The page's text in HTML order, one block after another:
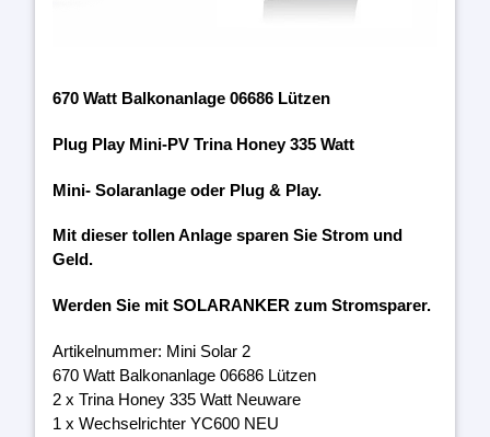
670 Watt Balkonanlage 06686 Lützen
Plug Play Mini-PV Trina Honey 335 Watt
Mini- Solaranlage oder Plug & Play.
Mit dieser tollen Anlage sparen Sie Strom und
Geld.
Werden Sie mit SOLARANKER zum Stromsparer.
Artikelnummer: Mini Solar 2
670 Watt Balkonanlage 06686 Lützen
2 x Trina Honey 335 Watt Neuware
1 x Wechselrichter YC600 NEU